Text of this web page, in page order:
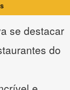
se destacar
do